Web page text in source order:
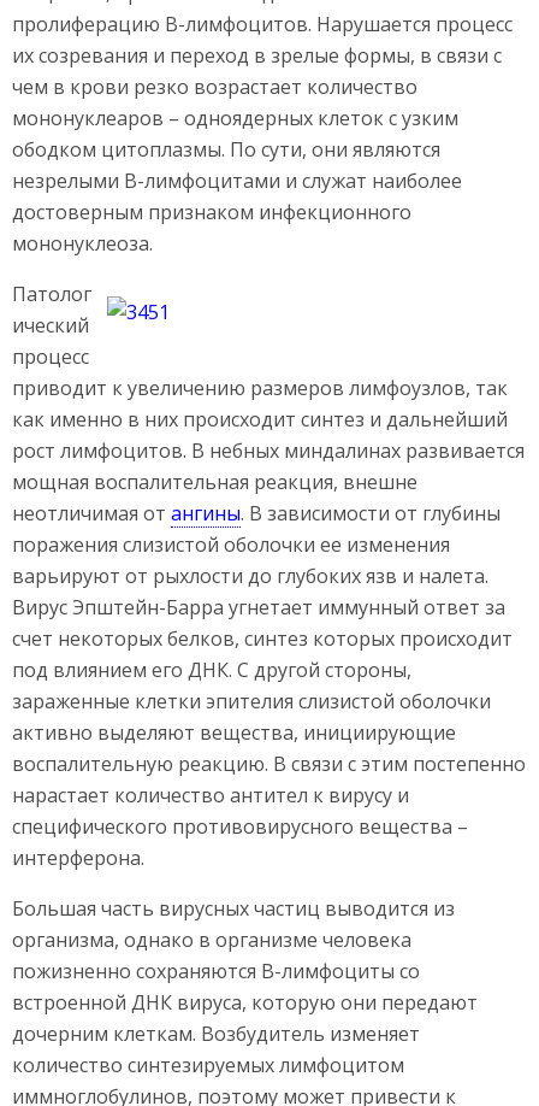
пролиферацию В-лимфоцитов. Нарушается процесс
их созревания и переход в зрелые формы, в связи с
чем в крови резко возрастает количество
мононуклеаров – одноядерных клеток с узким
ободком цитоплазмы. По сути, они являются
незрелыми В-лимфоцитами и служат наиболее
достоверным признаком инфекционного
мононуклеоза.
Патолог
ический
процесс
приводит к увеличению размеров лимфоузлов, так
как именно в них происходит синтез и дальнейший
рост лимфоцитов. В небных миндалинах развивается
мощная воспалительная реакция, внешне
неотличимая от ангины. В зависимости от глубины
поражения слизистой оболочки ее изменения
варьируют от рыхлости до глубоких язв и налета.
Вирус Эпштейн-Барра угнетает иммунный ответ за
счет некоторых белков, синтез которых происходит
под влиянием его ДНК. С другой стороны,
зараженные клетки эпителия слизистой оболочки
активно выделяют вещества, инициирующие
воспалительную реакцию. В связи с этим постепенно
нарастает количество антител к вирусу и
специфического противовирусного вещества –
интерферона.
Большая часть вирусных частиц выводится из
организма, однако в организме человека
пожизненно сохраняются В-лимфоциты со
встроенной ДНК вируса, которую они передают
дочерним клеткам. Возбудитель изменяет
количество синтезируемых лимфоцитом
иммноглобулинов, поэтому может привести к